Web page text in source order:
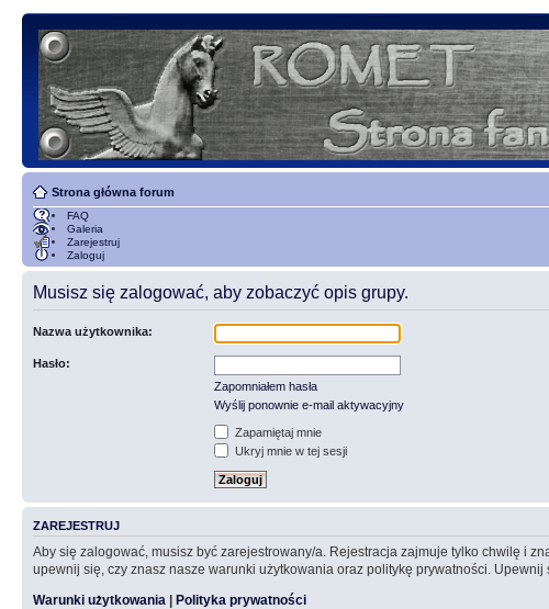
Strona główna forum
FAQ
Galeria
Zarejestruj
Zaloguj
Musisz się zalogować, aby zobaczyć opis grupy.
Nazwa użytkownika:
Hasło:
Zapomniałem hasła
Wyślij ponownie e-mail aktywacyjny
Zapamiętaj mnie
Ukryj mnie w tej sesji
ZAREJESTRUJ
Aby się zalogować, musisz być zarejestrowany/a. Rejestracja zajmuje tylko chwilę i
upewnij się, czy znasz nasze warunki użytkowania oraz politykę prywatności.
Warunki użytkowania | Polityka prywatności